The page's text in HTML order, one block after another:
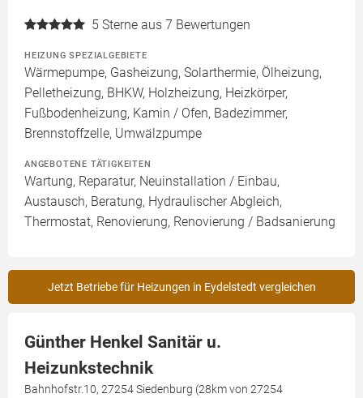
5 Sterne aus 7 Bewertungen
HEIZUNG SPEZIALGEBIETE
Wärmepumpe, Gasheizung, Solarthermie, Ölheizung,
Pelletheizung, BHKW, Holzheizung, Heizkörper,
Fußbodenheizung, Kamin / Ofen, Badezimmer,
Brennstoffzelle, Umwälzpumpe
ANGEBOTENE TÄTIGKEITEN
Wartung, Reparatur, Neuinstallation / Einbau,
Austausch, Beratung, Hydraulischer Abgleich,
Thermostat, Renovierung, Renovierung / Badsanierung
Jetzt Betriebe für Heizungen in Eydelstedt vergleichen
Günther Henkel Sanitär u.
Heizunkstechnik
Bahnhofstr.10, 27254 Siedenburg (28km von 27254